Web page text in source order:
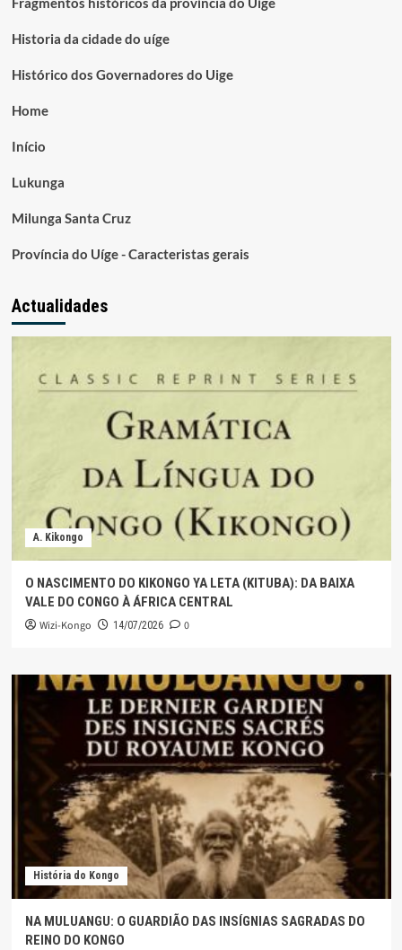
Historia da cidade do uíge
Histórico dos Governadores do Uige
Home
Início
Lukunga
Milunga Santa Cruz
Província do Uíge - Caracteristas gerais
Actualidades
A. Kikongo
O NASCIMENTO DO KIKONGO YA LETA (KITUBA): DA BAIXA
VALE DO CONGO À ÁFRICA CENTRAL
Wizi-Kongo 14/07/2026 0
História do Kongo
NA MULUANGU: O GUARDIÃO DAS INSÍGNIAS SAGRADAS DO
REINO DO KONGO